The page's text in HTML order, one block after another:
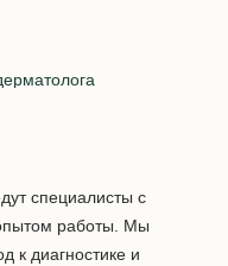
специалисты с
работы. Мы
к диагностике и